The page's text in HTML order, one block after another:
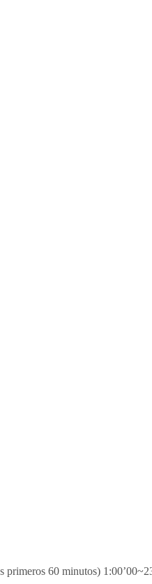
60 minutos)